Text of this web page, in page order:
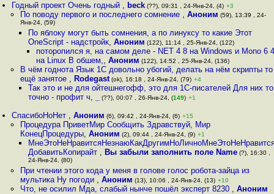
Годный проект Очень годный , beck (??), 09:31 , 24-Янв-24, (4) +3
По поводу первого и последнего сомнение , Аноним (59), 13:39 , 24-
Янв-24, (59)
По яблоку могут быть сомнения, а по линуксу то какие Этот
OneScript - надстройк, Аноним (122), 11:14 , 25-Янв-24, (122)
поторопился я, на самом деле - NET 4 8 на Windows и Mono 6
на Linux В обшем,,Аноним (122), 14:52 , 25-Янв-24, (136)
В чём годнота Язык 1С довольно убогий, делать на нём скрипты то
ещё занятое , Rodegast(ok), 16:18 , 24-Янв-24, (79) +4
Так это и не для ойтешнегофф, это для 1С-писателей Для них то
точно - профит ч, (??), 00:07 , 26-Янв-24, (149) +1
СпасибоНоНет ,Аноним (6), 09:42 , 24-Янв-24, (6) +15
Процедура ПриветМир Сообщить Здравствуй, Мир
КонецПроцедуры, Аноним (2), 09:44 , 24-Янв-24, (9) +1
ДобавитьКопирайт , Вы забыли заполнить поле Name(?), 16:30 ,
24-Янв-24, (80)
При чтении этого кода у меня в голове голос робота-зайца из
мультика Ну погоди , Аноним (13), 10:06 , 24-Янв-24, (13) +10
Что, не осилил Мда, слабый нынче пошёл эксперт 8230 , Аноним